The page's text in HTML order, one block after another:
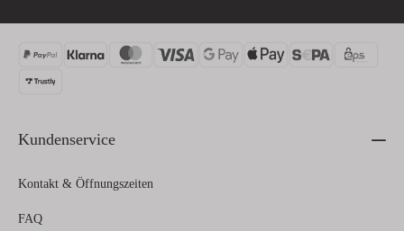
Kundenservice
Kontakt & Öffnungszeiten
FAQ